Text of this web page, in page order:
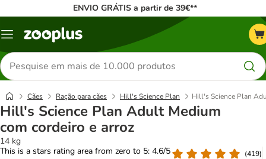
ENVIO GRÁTIS a partir de 39€**
Menu
Pesquisar
produtos
Cães Ração para cães Hill's Science Plan Hill's Science Plan
Hill's Science Plan Adult Medium
com cordeiro e arroz
14 kg
This is a stars rating area from zero to 5: 4.6/5
(419)